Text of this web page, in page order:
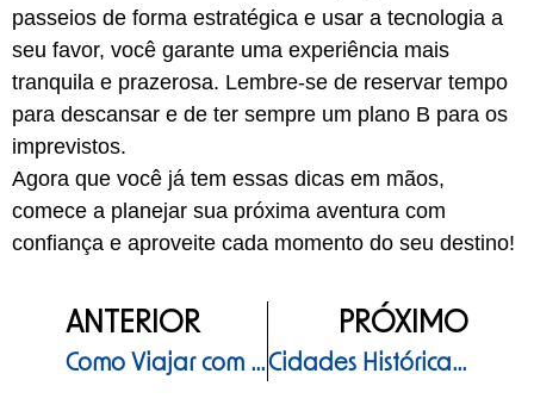
passeios de forma estratégica e usar a tecnologia a
seu favor, você garante uma experiência mais
tranquila e prazerosa. Lembre-se de reservar tempo
para descansar e de ter sempre um plano B para os
imprevistos.
Agora que você já tem essas dicas em mãos,
comece a planejar sua próxima aventura com
confiança e aproveite cada momento do seu destino!
ANTERIOR
Como Viajar com Crianças: Regras e Documentos Essenciais
PRÓXIMO
Cidades Históricas Imperdíveis ao Redor do Mundo